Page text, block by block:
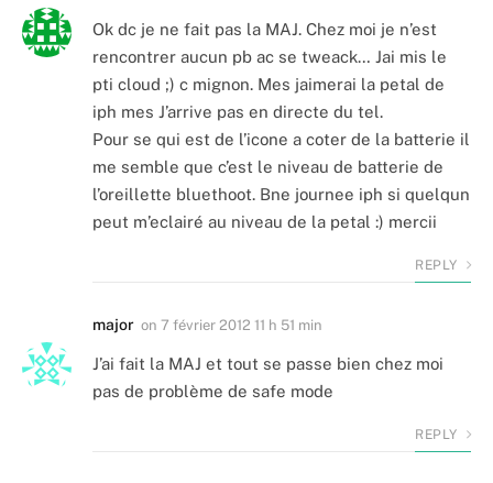
Ok dc je ne fait pas la MAJ. Chez moi je n’est
rencontrer aucun pb ac se tweack… Jai mis le
pti cloud ;) c mignon. Mes jaimerai la petal de
iph mes J’arrive pas en directe du tel.
Pour se qui est de l’icone a coter de la batterie il
me semble que c’est le niveau de batterie de
l’oreillette bluethoot. Bne journee iph si quelqun
peut m’eclairé au niveau de la petal :) mercii
REPLY
major on 7 février 2012 11 h 51 min
J’ai fait la MAJ et tout se passe bien chez moi
pas de problème de safe mode
REPLY